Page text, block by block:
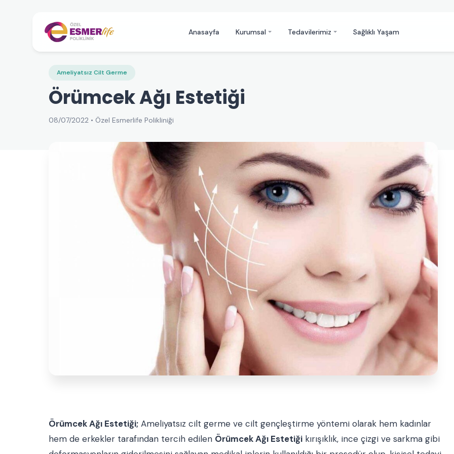
Anasayfa Kurumsal Tedavilerimiz Sağlıklı Yaşam
Ameliyatsız Cilt Germe
Örümcek Ağı Estetiği
08/07/2022 • Özel Esmerlife Polikliniği
Örümcek Ağı Estetiği; Ameliyatsız cilt germe ve cilt gençleştirme yöntemi olarak hem kadınlar
hem de erkekler tarafından tercih edilen Örümcek Ağı Estetiği kırışıklık, ince çizgi ve sarkma gibi